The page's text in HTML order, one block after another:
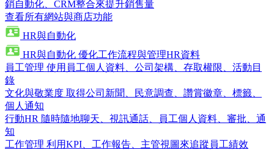
銷自動化、CRM整合來提升銷售量
查看所有網站與商店功能
HR與自動化
HR與自動化 優化工作流程與管理HR資料
員工管理 使用員工個人資料、公司架構、存取權限、活動目
錄
文化與敬業度 取得公司新聞、民意調查、讚賞徽章、標籤、
個人通知
行動HR 隨時隨地聊天、視訊通話、員工個人資料、審批、通
知
工作管理 利用KPI、工作報告、主管視圖來追蹤員工績效